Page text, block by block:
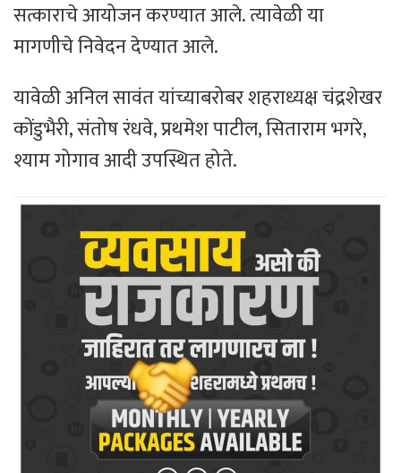
सत्काराचे आयोजन करण्यात आले. त्यावेळी या
मागणीचे निवेदन देण्यात आले.
यावेळी अनिल सावंत यांच्याबरोबर शहराध्यक्ष चंद्रशेखर
कोंडुभैरी, संतोष रंधवे, प्रथमेश पाटील, सिताराम भगरे,
श्याम गोगाव आदी उपस्थित होते.